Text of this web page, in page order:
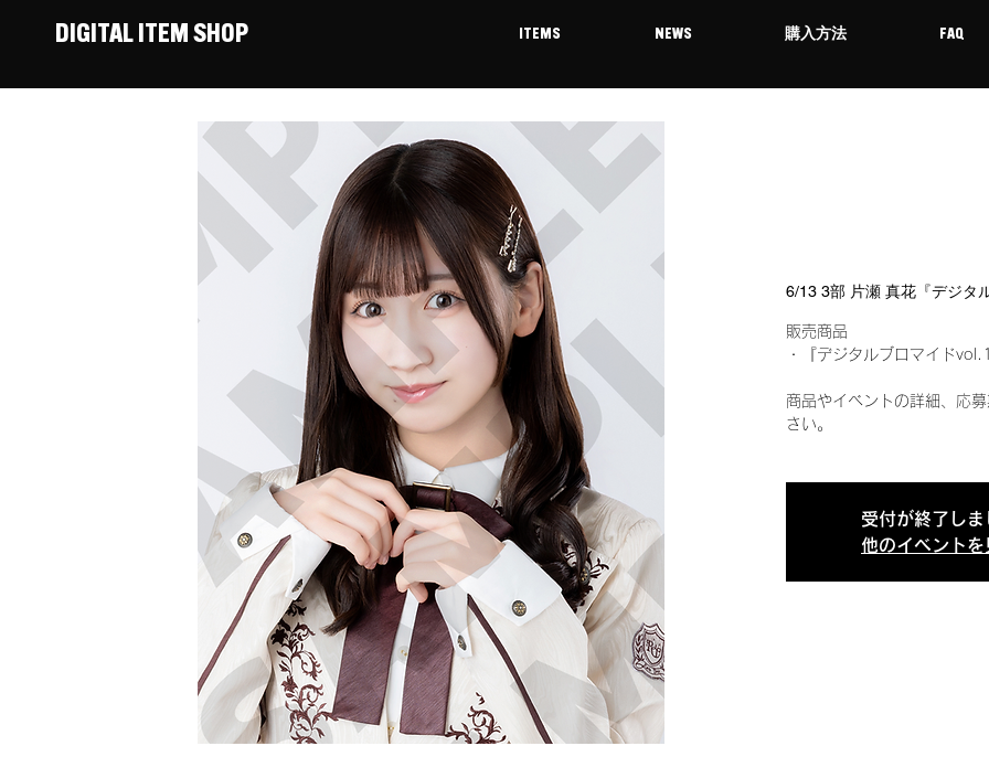
DIGITAL ITEM SHOP ITEMS NEWS 購入方法 FAQ
6/13 3部 片瀬 真花『デジタ
販売商品
・『デジタルブロマイド
商品やイベントの詳細、応
さい。
受付が終了しま
他のイベントを